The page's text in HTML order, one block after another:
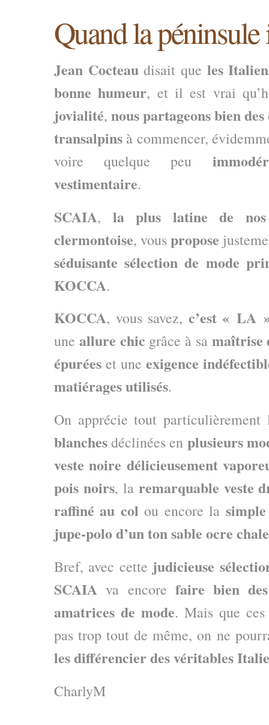
Quand la
Jean Cocteaudisait que les
bonne humeur, et il est vrai
jovialité, nous partageons bien des
transalpins à commencer,
voire quelque peu
vestimentaire.
SCAIA, la plus latine de nos
clermontoise, vouspropose
séduisante sélection de mode
KOCCA.
KOCCA, vous savez, c’est « LA
une allure chic grâce à sa maîtrise
épurées et uneexigence
matiérages utilisés.
On apprécie tout
blanchesdéclinées en plusieurs
veste noire délicieusement
pois noirs, la remarquable veste
raffiné au col ou encore la
jupe-polo d’un ton sable ocre
Bref, avec cette judicieuse
SCAIA va encore faire bien
amatrices de mode. Mais que ces
pas trop tout de même, on ne
les différencier des véritables
CharlyM